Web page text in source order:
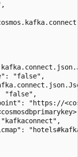
"false",
"false",
"https://